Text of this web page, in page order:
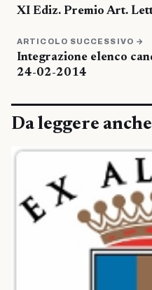
XI Ediz. Premio Art.
ARTICOLO SUCCESSIVO →
Integrazione elenco
24-02-2014
Da leggere anche